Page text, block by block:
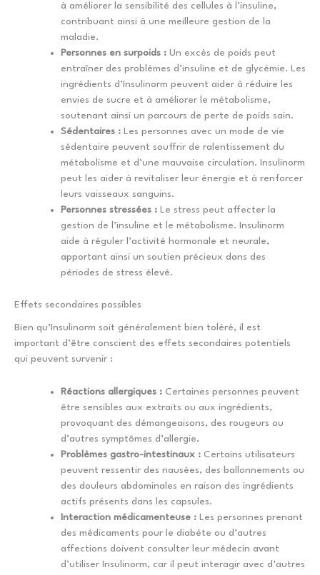
à améliorer la sensibilité des cellules à l’insuline,
contribuant ainsi à une meilleure gestion de la
maladie.
Personnes en surpoids : Un excès de poids peut
entraîner des problèmes d’insuline et de glycémie. Les
ingrédients d’Insulinorm peuvent aider à réduire les
envies de sucre et à améliorer le métabolisme,
soutenant ainsi un parcours de perte de poids sain.
Sédentaires : Les personnes avec un mode de vie
sédentaire peuvent souffrir de ralentissement du
métabolisme et d’une mauvaise circulation. Insulinorm
peut les aider à revitaliser leur énergie et à renforcer
leurs vaisseaux sanguins.
Personnes stressées : Le stress peut affecter la
gestion de l’insuline et le métabolisme. Insulinorm
aide à réguler l’activité hormonale et neurale,
apportant ainsi un soutien précieux dans des
périodes de stress élevé.
Effets secondaires possibles
Bien qu’Insulinorm soit généralement bien toléré, il est
important d’être conscient des effets secondaires potentiels
qui peuvent survenir :
Réactions allergiques : Certaines personnes peuvent
être sensibles aux extraits ou aux ingrédients,
provoquant des démangeaisons, des rougeurs ou
d’autres symptômes d’allergie.
Problèmes gastro-intestinaux : Certains utilisateurs
peuvent ressentir des nausées, des ballonnements ou
des douleurs abdominales en raison des ingrédients
actifs présents dans les capsules.
Interaction médicamenteuse : Les personnes prenant
des médicaments pour le diabète ou d’autres
affections doivent consulter leur médecin avant
d’utiliser Insulinorm, car il peut interagir avec d’autres